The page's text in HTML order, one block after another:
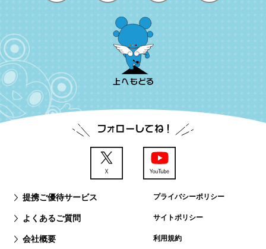
提携ご優待サービス
よくあるご質問
会社概要
プライバシーポリシー
サイトポリシー
利用規約